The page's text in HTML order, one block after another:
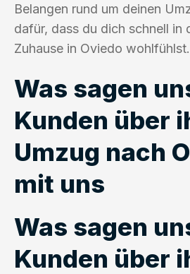
Belangen rund um deinen
dafür, dass du dich schnell in
Zuhause in Oviedo wohlfühlst.
Was sagen
Kunden über
Umzug nach
mit uns
Was sagen
Kunden über